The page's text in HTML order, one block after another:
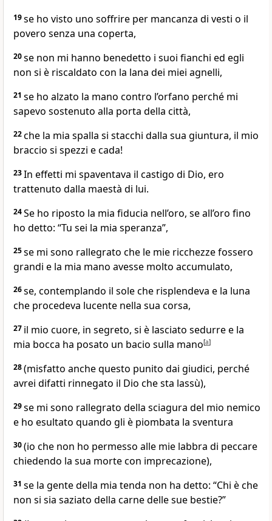
19se ho visto uno soffrire per mancanza di vesti o il
povero senza una coperta,
20se non mi hanno benedetto i suoi fianchi ed egli
non si è riscaldato con la lana dei miei agnelli,
21 se ho alzato la mano contro l’orfano perché mi
sapevo sostenuto alla porta della città,
22che la mia spalla si stacchi dalla sua giuntura, il mio
braccio si spezzi e cada!
23In effetti mi spaventava il castigo di Dio, ero
trattenuto dalla maestà di lui.
24Se ho riposto la mia fiducia nell’oro, se all’oro fino
ho detto: “Tu sei la mia speranza”,
25se mi sono rallegrato che le mie ricchezze fossero
grandi e la mia mano avesse molto accumulato,
26se, contemplando il sole che risplendeva e la luna
che procedeva lucente nella sua corsa,
27 il mio cuore, in segreto, si è lasciato sedurre e la
mia bocca ha posato un bacio sulla mano[a]
28(misfatto anche questo punito dai giudici, perché
avrei difatti rinnegato il Dio che sta lassù),
29se mi sono rallegrato della sciagura del mio nemico
e ho esultato quando gli è piombata la sventura
30(io che non ho permesso alle mie labbra di peccare
chiedendo la sua morte con imprecazione),
31 se la gente della mia tenda non ha detto: “Chi è che
non si sia saziato della carne delle sue bestie?”